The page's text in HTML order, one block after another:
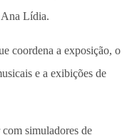
Ana Lídia.
coordena a exposição, o
e a exibições de
simuladores de